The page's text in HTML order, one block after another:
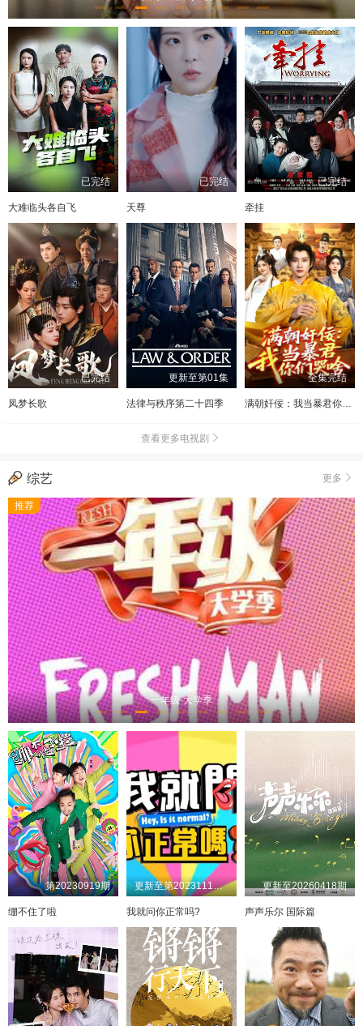
已完结
大难临头各自飞
已完结
天尊
已完结
牵挂
已完结
凤梦长歌
更新至第01集
法律与秩序第二十四季
全集完结
满朝奸佞：我当暴君你们哭啥
查看更多电视剧
更多
综艺
推荐
一年级·大学季
第20230919期
绷不住了啦
更新至第20231116期
我就问你正常吗?
更新至20260418期
声声乐尔 国际篇